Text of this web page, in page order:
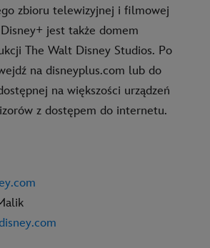
zbioru telewizyjnej i filmowej
jest także domem
The Walt Disney Studios. Po
na disneyplus.com lub do
na większości urządzeń
z dostępem do internetu.